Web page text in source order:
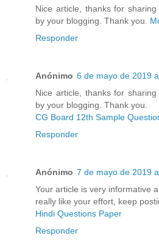
Nice article, thanks for
by your blogging. Thank you.
Responder
Anónimo 6 de mayo de 2019
Nice article, thanks for
by your blogging. Thank you.
CG Board 12th Sample
Responder
Anónimo 7 de mayo de 2019
Your article is very informative
really like your effort, keep
Hindi Questions Paper
Responder